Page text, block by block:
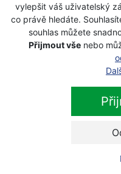
vylepšit váš uživatelský
co právě hledáte.
souhlas můžete
Přijmout vše nebo
1
čl.,
Akce
Na
999